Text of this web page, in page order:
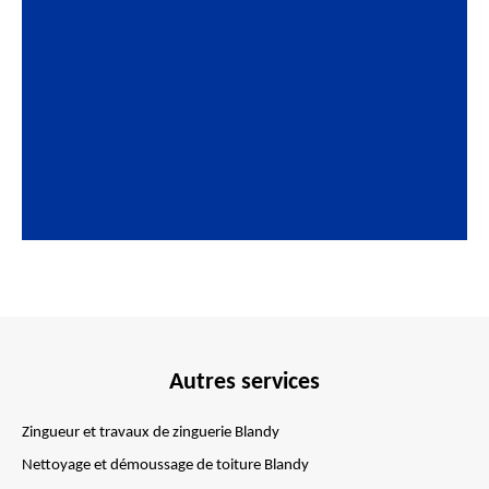
Autres services
Zingueur et travaux de zinguerie Blandy
Nettoyage et démoussage de toiture Blandy